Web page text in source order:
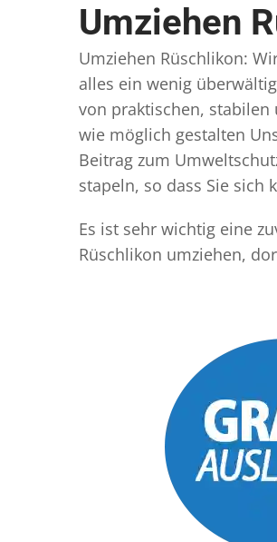
Umziehen
Umziehen Rüschlikon:
alles ein wenig
von praktischen,
wie möglich gestalten
Beitrag zum
stapeln, so dass Sie sich
Es ist sehr wichtig eine
Rüschlikon umziehen,